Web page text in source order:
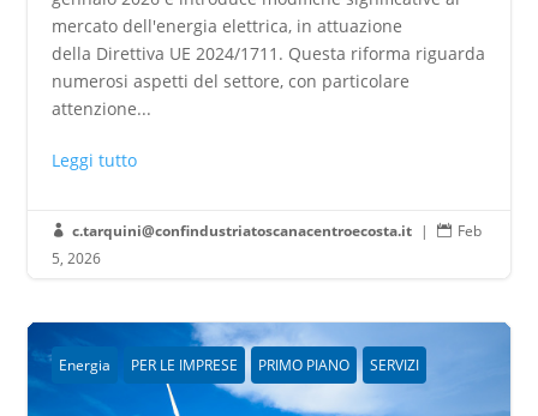
mercato dell'energia elettrica, in attuazione
della Direttiva UE 2024/1711. Questa riforma riguarda
numerosi aspetti del settore, con particolare
attenzione...
Leggi tutto
 c.tarquini@confindustriatoscanacentroecosta.it |  Feb
5, 2026
Energia PER LE IMPRESE PRIMO PIANO SERVIZI